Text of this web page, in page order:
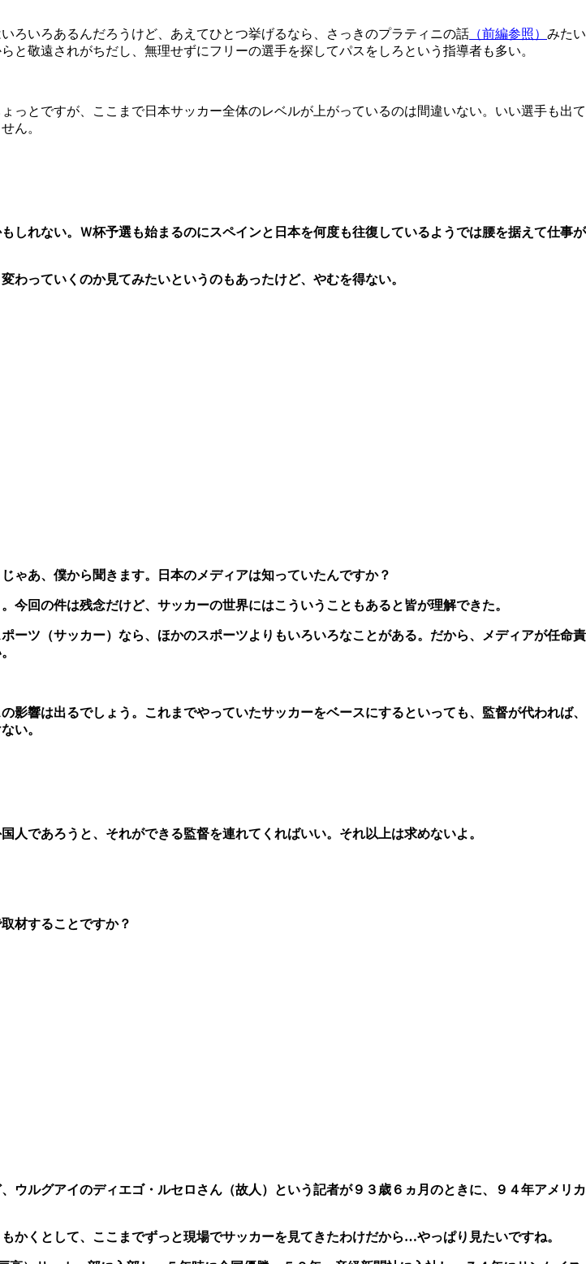
ろいろあるんだろうけど、あえてひとつ挙げるなら、さっきのプラティニの話 （前編参照） みたい
敬遠されがちだし、無理せずにフリーの選手を探してパスをしろという指導者も多い。
とですが、ここまで日本サッカー全体のレベルが上がっているのは間違いない。いい選手も出て
ん。
れない。Ｗ杯予選も始まるのにスペインと日本を何度も往復しているようでは腰を据えて仕事が
っていくのか見てみたいというのもあったけど、やむを得ない。
あ、僕から聞きます。日本のメディアは知っていたんですか？
回の件は残念だけど、サッカーの世界にはこういうこともあると皆が理解できた。
ツ（サッカー）なら、ほかのスポーツよりもいろいろなことがある。だから、メディアが任命責
響は出るでしょう。これまでやっていたサッカーをベースにするといっても、監督が代われば、
い。
であろうと、それができる監督を連れてくればいい。それ以上は求めないよ。
材することですか？
ルグアイのディエゴ・ルセロさん（故人）という記者が９３歳６ヵ月のときに、９４年アメリカ
くとして、ここまでずっと現場でサッカーを見てきたわけだから…やっぱり見たいですね。